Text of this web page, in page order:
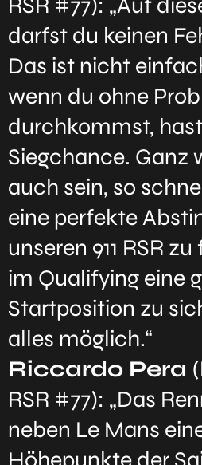
darfst du keinen
Das ist nicht
wenn du ohne
durchkommst,
Siegchance. Ganz
auch sein, so
eine perfekte
unseren 911 RSR
im Qualifying eine
Startposition zu
alles möglich.“
Riccardo Pera
RSR #77): „Das
neben Le Mans